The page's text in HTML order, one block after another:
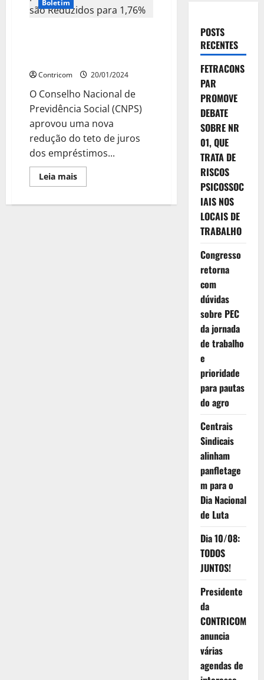
Boletim
Contricom 20/01/2024
O Conselho Nacional de
Previdência Social (CNPS)
aprovou uma nova
redução do teto de juros
dos empréstimos...
Leia maisLeia
mais
do
POSTS
RECENTES
FETRACONS
PAR
PROMOVE
DEBATE
SOBRE NR
01, QUE
TRATA DE
RISCOS
PSICOSSOC
IAIS NOS
LOCAIS DE
TRABALHO
Congresso
retorna
com
dúvidas
sobre PEC
da jornada
de trabalho
e
prioridade
para pautas
do agro
Centrais
Sindicais
alinham
panfletage
m para o
Dia Nacional
de Luta
Dia 10/08:
TODOS
JUNTOS!
Presidente
da
CONTRICOM
anuncia
várias
agendas de